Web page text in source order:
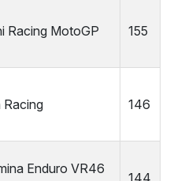
Racing MotoGP 155
Racing 146
Enduro VR46
144